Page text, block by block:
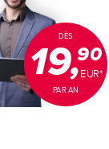
DÈS
19,EUR*
90
PAR AN